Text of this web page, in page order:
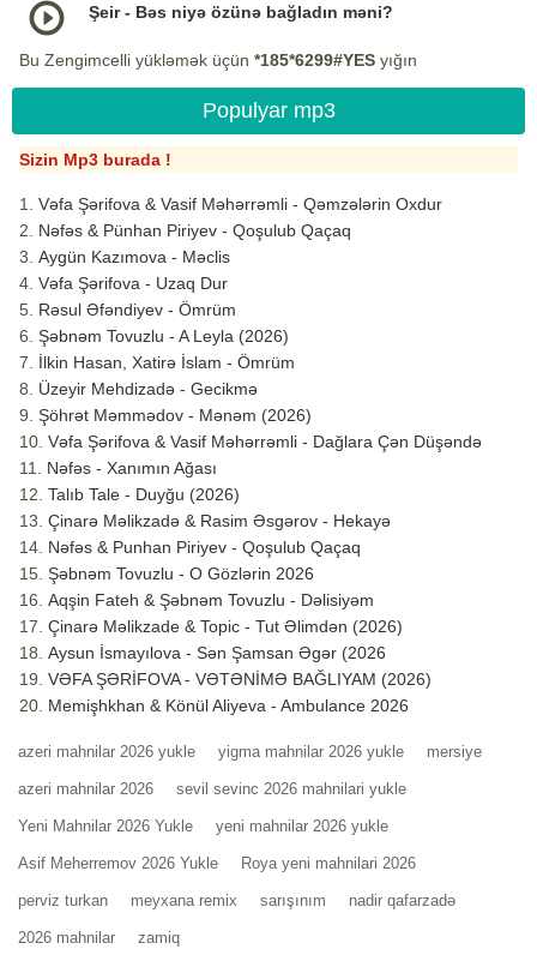
Şeir - Bəs niyə özünə bağladın məni?
Bu Zengimcelli yükləmək üçün *185*6299#YES yığın
Populyar mp3
Sizin Mp3 burada !
Vəfa Şərifova & Vasif Məhərrəmli - Qəmzələrin Oxdur
Nəfəs & Pünhan Piriyev - Qoşulub Qaçaq
Aygün Kazımova - Məclis
Vəfa Şərifova - Uzaq Dur
Rəsul Əfəndiyev - Ömrüm
Şəbnəm Tovuzlu - A Leyla (2026)
İlkin Hasan, Xatirə İslam - Ömrüm
Üzeyir Mehdizadə - Gecikmə
Şöhrət Məmmədov - Mənəm (2026)
Vəfa Şərifova & Vasif Məhərrəmli - Dağlara Çən Düşəndə
Nəfəs - Xanımın Ağası
Talıb Tale - Duyğu (2026)
Çinarə Məlikzadə & Rasim Əsgərov - Hekayə
Nəfəs & Punhan Piriyev - Qoşulub Qaçaq
Şəbnəm Tovuzlu - O Gözlərin 2026
Aqşin Fateh & Şəbnəm Tovuzlu - Dəlisiyəm
Çinarə Məlikzade & Topic - Tut Əlimdən (2026)
Aysun İsmayılova - Sən Şamsan Əgər (2026
VƏFA ŞƏRİFOVA - VƏTƏNİMƏ BAĞLIYAM (2026)
Memişhkhan & Könül Aliyeva - Ambulance 2026
azeri mahnilar 2026 yukle yigma mahnilar 2026 yukle mersiye
azeri mahnilar 2026 sevil sevinc 2026 mahnilari yukle
Yeni Mahnilar 2026 Yukle yeni mahnilar 2026 yukle
Asif Meherremov 2026 Yukle Roya yeni mahnilari 2026
perviz turkan meyxana remix sarışınım nadir qafarzadə
2026 mahnilar zamiq